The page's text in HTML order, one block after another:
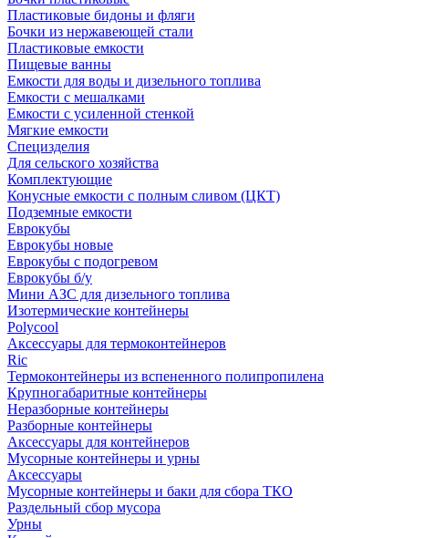
Пластиковые бидоны и фляги
Бочки из нержавеющей стали
Пластиковые емкости
Пищевые ванны
Емкости для воды и дизельного топлива
Емкости с мешалками
Емкости с усиленной стенкой
Мягкие емкости
Специзделия
Для сельского хозяйства
Комплектующие
Конусные емкости с полным сливом (ЦКТ)
Подземные емкости
Еврокубы
Еврокубы новые
Еврокубы с подогревом
Еврокубы б/у
Мини АЗС для дизельного топлива
Изотермические контейнеры
Polycool
Аксессуары для термоконтейнеров
Ric
Термоконтейнеры из вспененного полипропилена
Крупногабаритные контейнеры
Неразборные контейнеры
Разборные контейнеры
Аксессуары для контейнеров
Мусорные контейнеры и урны
Аксессуары
Мусорные контейнеры и баки для сбора ТКО
Раздельный сбор мусора
Урны